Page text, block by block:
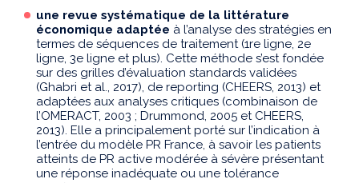
une revue systématique de la littérature
économique adaptée à l’analyse des stratégies en
termes de séquences de traitement (1re ligne, 2e
ligne, 3e ligne et plus). Cette méthode s’est fondée
sur des grilles d’évaluation standards validées
(Ghabri et al., 2017), de reporting (CHEERS, 2013) et
adaptées aux analyses critiques (combinaison de
l’OMERACT, 2003 ; Drummond, 2005 et CHEERS,
2013). Elle a principalement porté sur l’indication à
l’entrée du modèle PR France, à savoir les patients
atteints de PR active modérée à sévère présentant
une réponse inadéquate ou une tolérance